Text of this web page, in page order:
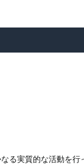
る実質的な活動を